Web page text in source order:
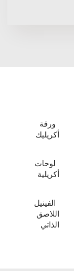
ورقة
أكريليك
لوحات
أكريلية
الفينيل
اللاصق
الذاتي